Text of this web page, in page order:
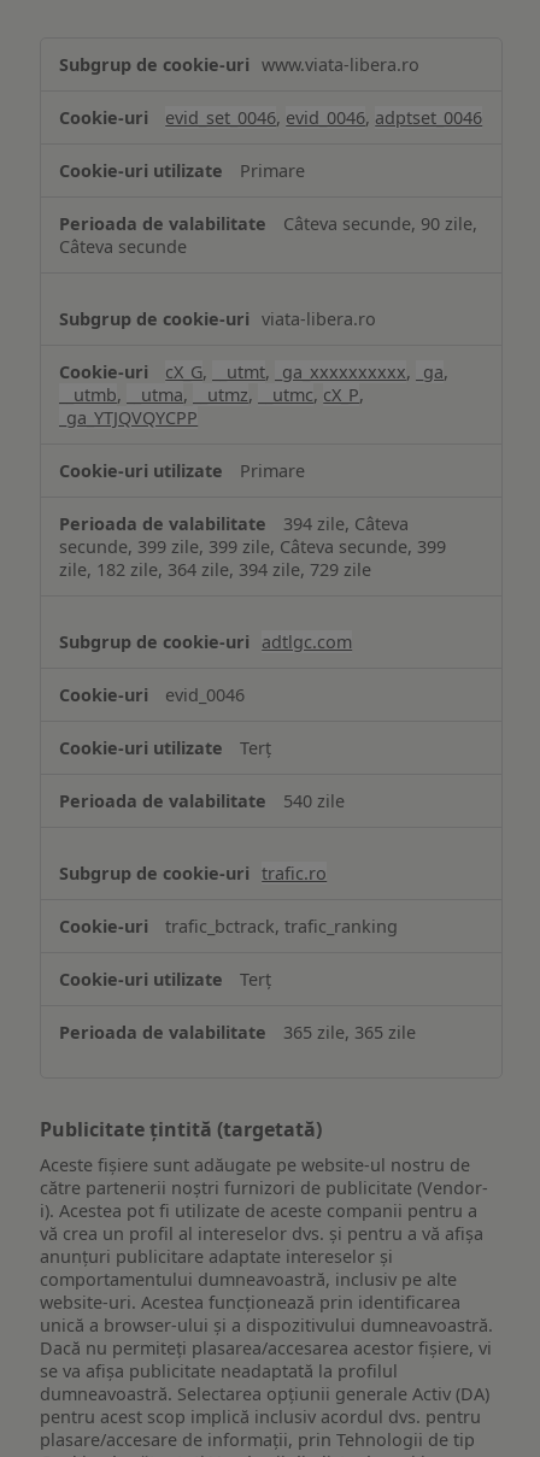
www.viata-libera.ro
evid_set_0046, evid_0046, adptset_0046
Primare
Câteva secunde, 90 zile,
Câteva secunde
viata-libera.ro
cX_G, __utmt, _ga_xxxxxxxxxx, _ga,
__utmb, __utma, __utmz, __utmc, cX_P,
_ga_YTJQVQYCPP
Primare
394 zile, Câteva
secunde, 399 zile, 399 zile, Câteva secunde, 399
zile, 182 zile, 364 zile, 394 zile, 729 zile
adtlgc.com
evid_0046
Terț
540 zile
trafic.ro
trafic_bctrack, trafic_ranking
Terț
365 zile, 365 zile
Publicitate țintită (targetată)
Aceste fișiere sunt adăugate pe website-ul nostru de
către partenerii noștri furnizori de publicitate (Vendor-
i). Acestea pot fi utilizate de aceste companii pentru a
vă crea un profil al intereselor dvs. și pentru a vă afișa
anunțuri publicitare adaptate intereselor și
comportamentului dumneavoastră, inclusiv pe alte
website-uri. Acestea funcționează prin identificarea
unică a browser-ului și a dispozitivului dumneavoastră.
Dacă nu permiteți plasarea/accesarea acestor fișiere, vi
se va afișa publicitate neadaptată la profilul
dumneavoastră. Selectarea opțiunii generale Activ (DA)
pentru acest scop implică inclusiv acordul dvs. pentru
plasare/accesare de informații, prin Tehnologii de tip